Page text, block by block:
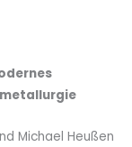
Michael Heußen